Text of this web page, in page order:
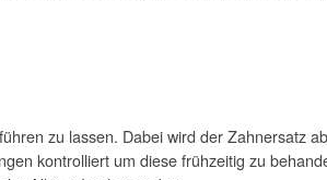
zu lassen. Dabei wird der Zahnersatz
kontrolliert um diese frühzeitig zu